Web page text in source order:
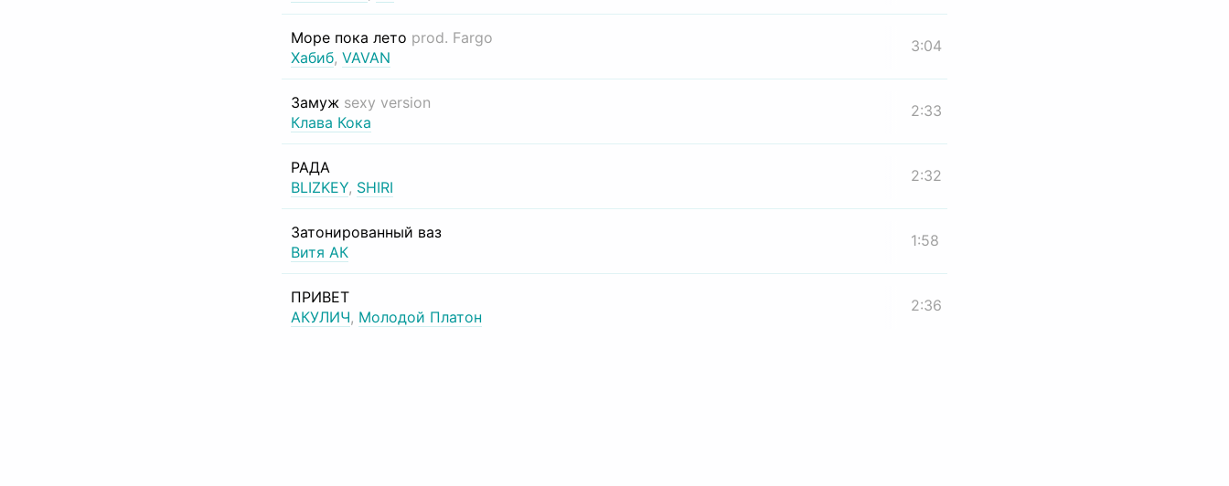
Море пока лето prod. Fargo
Хабиб, VAVAN
3:04
Замуж sexy version
Клава Кока
2:33
РАДА
BLIZKEY, SHIRI
2:32
Затонированный ваз
Витя АК
1:58
ПРИВЕТ
АКУЛИЧ, Молодой Платон
2:36